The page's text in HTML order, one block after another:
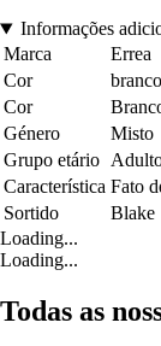
Informações
Marca
Errea
Cor
Cor
Género
Misto
Grupo etário
Característica Fato
Sortido
Blake
Loading...
Loading...
Todas as